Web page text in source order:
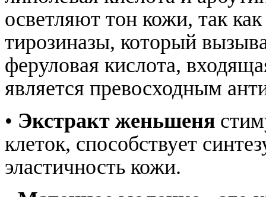
осветляют тон кожи, так
тирозиназы, который
феруловая кислота,
является превосходным
• Экстракт женьшеня
клеток, способствует
эластичность кожи.